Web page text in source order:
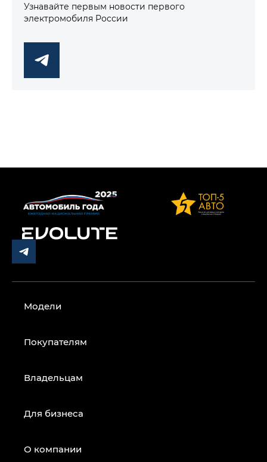
Узнавайте первым новости первого
электромобиля России
Модели
Покупателям
Владельцам
Для бизнеса
О компании